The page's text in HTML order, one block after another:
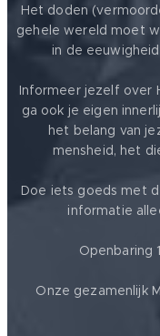
Het doden
gehele wereld moet
in de
Informeer jezelf over
ga ook je eigen
het belang van
mensheid, het
Doe iets goeds met
informatie
Openbaring
Onze gezamenlijk